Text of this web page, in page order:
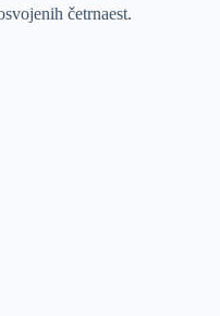
četrnaest.